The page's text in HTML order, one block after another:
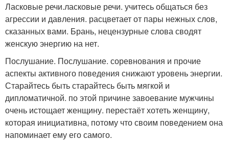
Ласковые речи.ласковые речи. учитесь общаться без
агрессии и давления. расцветает от пары нежных слов,
сказанных вами. Брань, нецензурные слова сводят
женскую энергию на нет.
Послушание. Послушание. соревнования и прочие
аспекты активного поведения снижают уровень энергии.
Старайтесь быть старайтесь быть мягкой и
дипломатичной. по этой причине завоевание мужчины
очень истощает женщину. перестаёт хотеть женщину,
которая инициативна, потому что своим поведением она
напоминает ему его самого.